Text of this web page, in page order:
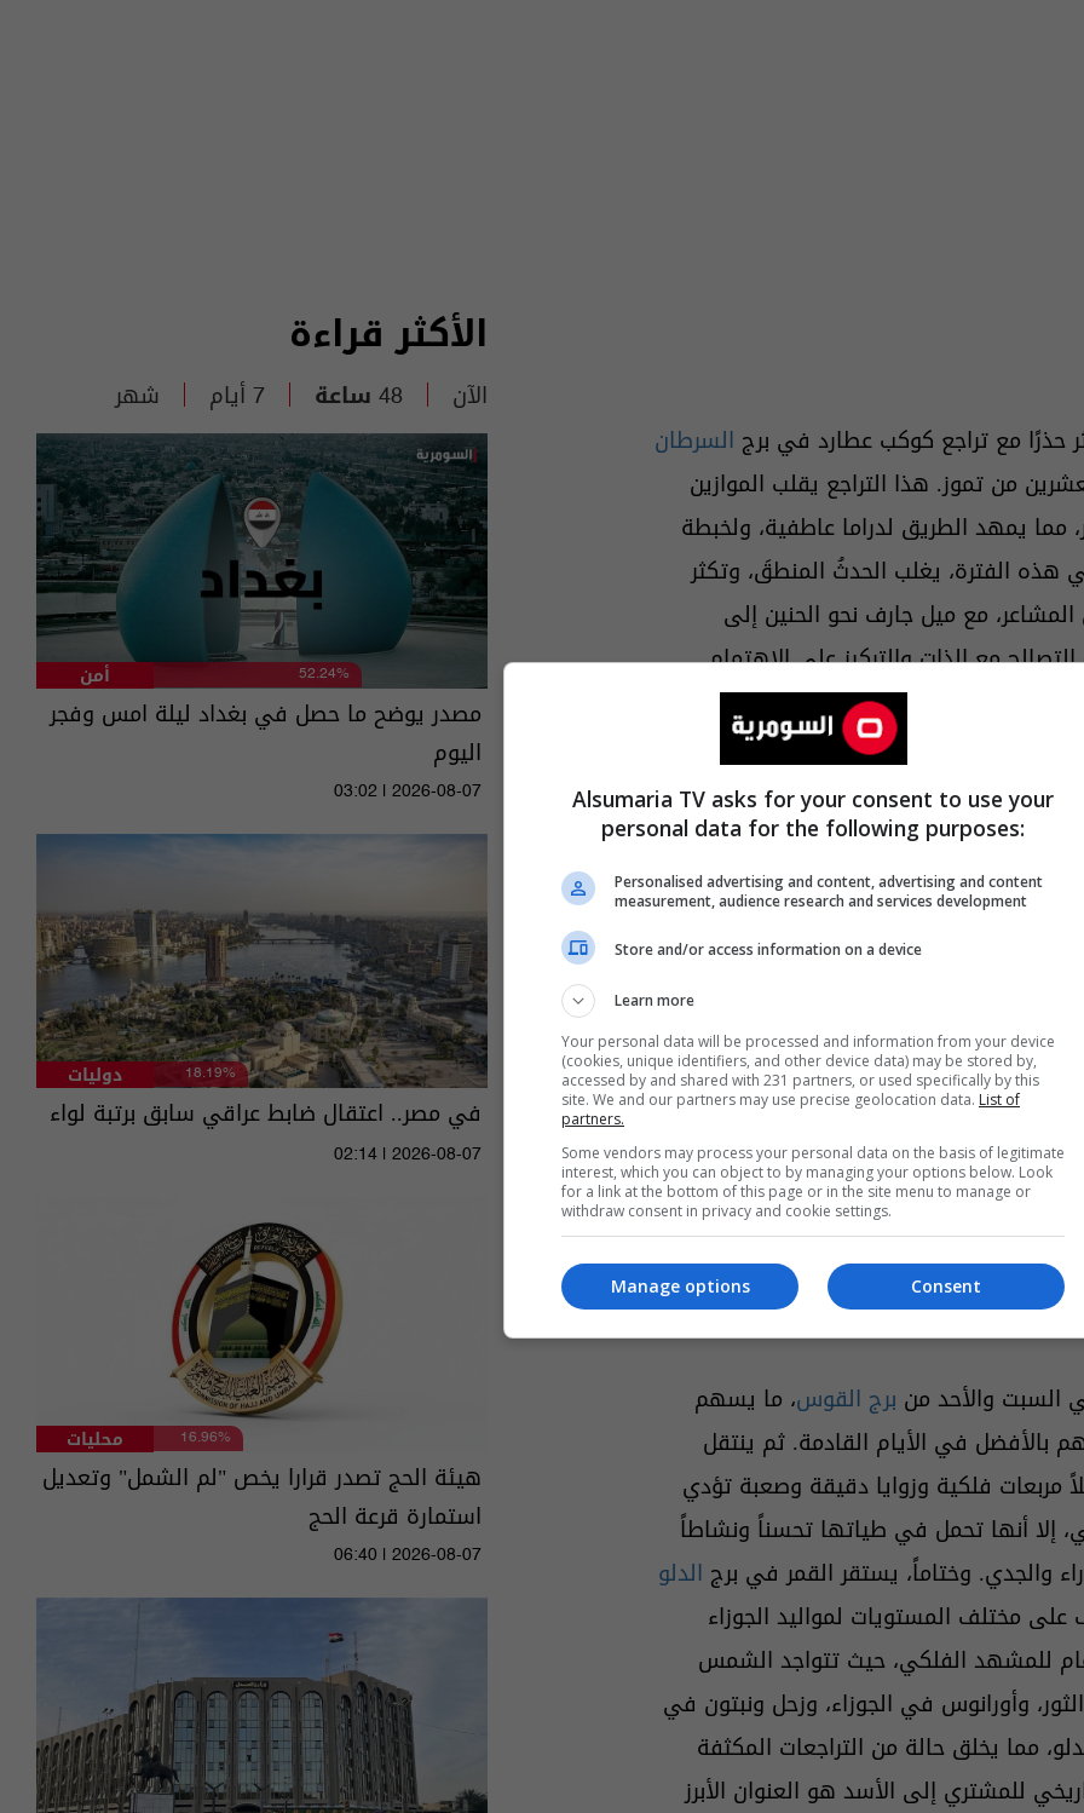
حذرًا مع تراجع كوكب عطارد في برج السرطان
من تموز. هذا التراجع يقلب الموازين
مما يمهد الطريق لدراما عاطفية، ولخبطة
هذه الفترة، يغلب الحدثُ المنطقَ، وتكثر
مع ميل جارف نحو الحنين إلى
مع الذات والتركيز على الاهتمام
يوم التاسع والعشرين من الشهر، ليكون
والمشتري وعطارد المتراجع، وفي الوقت
هذا الاكتمال، الذي يحدث مرة واحدة
ومراكز القوة ويحكمه كوكب زحل، يحمل
الحمل والميزان والسرطان والدلو بتعب
والأزمات التي تتطلب تركيزاً وانتباهاً
مواليدالثوروالعذراء والعقرب والجدي
السبت والأحد من برج القوس، ما يسهم
في الأيام القادمة. ثم ينتقل
مربعات فلكية وزوايا دقيقة وصعبة تؤدي
أنها تحمل في طياتها تحسناً ونشاطاً
والجدي. وختاماً، يستقر القمر في برج الدلو
مختلف المستويات لمواليد الجوزاء
للمشهد الفلكي، حيث تتواجد الشمس
وأورانوس في الجوزاء، وزحل ونبتون في
مما يخلق حالة من التراجعات المكثفة
للمشتري إلى الأسد هو العنوان الأبرز
الأكثر قراءة
الآن 48 ساعة 7 أيام شهر
أمن 52.24%
مصدر يوضح ما حصل في بغداد ليلة امس وفجر
اليوم
03:02 | 2026-08-07
دوليات 18.19%
في مصر.. اعتقال ضابط عراقي سابق برتبة لواء
02:14 | 2026-08-07
محليات 16.96%
هيئة الحج تصدر قرارا يخص "لم الشمل" وتعديل
استمارة قرعة الحج
06:40 | 2026-08-07
Alsumaria TV asks for your consent to use your
personal data for the following purposes:
Personalised advertising and content, advertising and content
measurement, audience research and services development
Store and/or access information on a device
Learn more
Your personal data will be processed and information from your device
(cookies, unique identifiers, and other device data) may be stored by,
accessed by and shared with 231 partners, or used specifically by this
site. We and our partners may use precise geolocation data. List of
partners.
Some vendors may process your personal data on the basis of legitimate
interest, which you can object to by managing your options below. Look
for a link at the bottom of this page or in the site menu to manage or
withdraw consent in privacy and cookie settings.
Consent
Manage options